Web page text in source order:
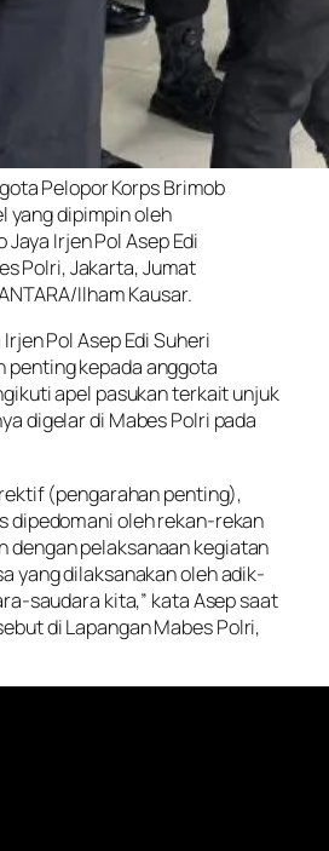
Pelopor Korps Brimob
yang dipimpin oleh
Jaya Irjen Pol Asep Edi
Polri, Jakarta, Jumat
Ilham Kausar.
Pol Asep Edi Suheri
penting kepada anggota
apel pasukan terkait unjuk
digelar di Mabes Polri pada
(pengarahan penting),
dipedomani oleh rekan-rekan
dengan pelaksanaan kegiatan
yang dilaksanakan oleh adik-
saudara kita,” kata Asep saat
di Lapangan Mabes Polri,